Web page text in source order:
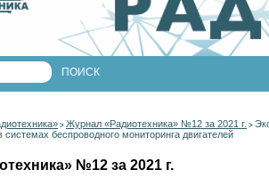
> Журнал «Радиотехника» №12 за 2021 г. >
системах беспроводного мониторинга двигателей
№12 за 2021 г.